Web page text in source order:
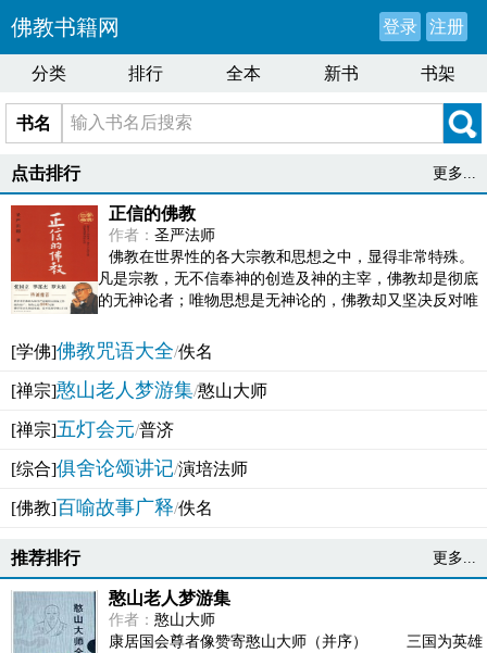
佛教书籍网 登录 注册
分类 排行 全本 新书 书架
书名
点击排行 更多...
正信的佛教
作者： 圣严法师
佛教在世界性的各大宗教和思想之中，显得非常特殊。
凡是宗教，无不信奉神的创造及神的主宰，佛教却是彻底
的无神论者；唯物思想是无神论的，佛教却又坚决反对唯
[学佛]佛教咒语大全/佚名
[禅宗]憨山老人梦游集/憨山大师
[禅宗]五灯会元/普济
[综合]俱舍论颂讲记/演培法师
[佛教]百喻故事广释/佚名
推荐排行 更多...
憨山老人梦游集
作者： 憨山大师
康居国会尊者像赞寄憨山大师（并序） 三国为英雄